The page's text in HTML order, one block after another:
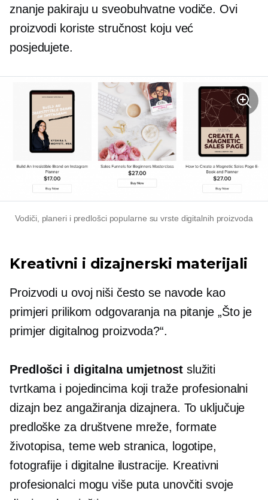
znanje pakiraju u sveobuhvatne vodiče. Ovi
proizvodi koriste stručnost koju već
posjedujete.
Vodiči, planeri i predlošci popularne su vrste digitalnih proizvoda
Kreativni i dizajnerski materijali
Proizvodi u ovoj niši često se navode kao
primjeri prilikom odgovaranja na pitanje „Što je
primjer digitalnog proizvoda?“.
Predlošci i digitalna umjetnostslužiti
tvrtkama i pojedincima koji traže profesionalni
dizajn bez angažiranja dizajnera. To uključuje
predloške za društvene mreže, formate
životopisa, teme web stranica, logotipe,
fotografije i digitalne ilustracije. Kreativni
profesionalci mogu više puta unovčiti svoje